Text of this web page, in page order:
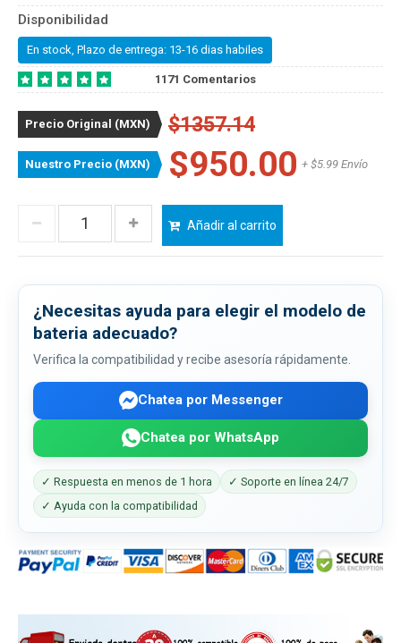
Disponibilidad
En stock, Plazo de entrega: 13-16 dias habiles
1171 Comentarios
Precio Original (MXN) $1357.14
Nuestro Precio (MXN) $950.00 + $5.99 Envío
Añadir al carrito
¿Necesitas ayuda para elegir el modelo de
bateria adecuado?
Verifica la compatibilidad y recibe asesoría rápidamente.
Chatea por Messenger
Chatea por WhatsApp
✓ Respuesta en menos de 1 hora
✓ Soporte en línea 24/7
✓ Ayuda con la compatibilidad